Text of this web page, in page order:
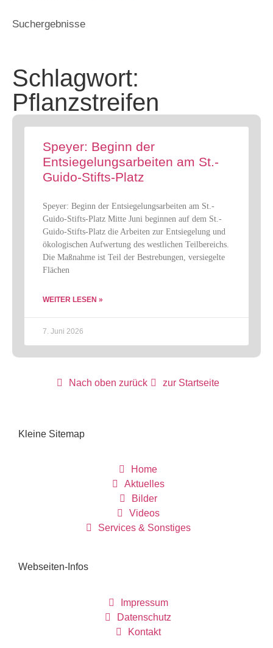
Suchergebnisse
Schlagwort:
Pflanzstreifen
Speyer: Beginn der
Entsiegelungsarbeiten am St.-
Guido-Stifts-Platz
Speyer: Beginn der Entsiegelungsarbeiten am St.-
Guido-Stifts-Platz Mitte Juni beginnen auf dem St.-
Guido-Stifts-Platz die Arbeiten zur Entsiegelung und
ökologischen Aufwertung des westlichen Teilbereichs.
Die Maßnahme ist Teil der Bestrebungen, versiegelte
Flächen
WEITER LESEN »
7. Juni 2026
Nach oben zurück zur Startseite
Kleine Sitemap
Home
Aktuelles
Bilder
Videos
Services & Sonstiges
Webseiten-Infos
Impressum
Datenschutz
Kontakt